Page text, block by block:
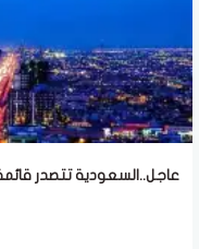
عاجل..السعودية تتصدر